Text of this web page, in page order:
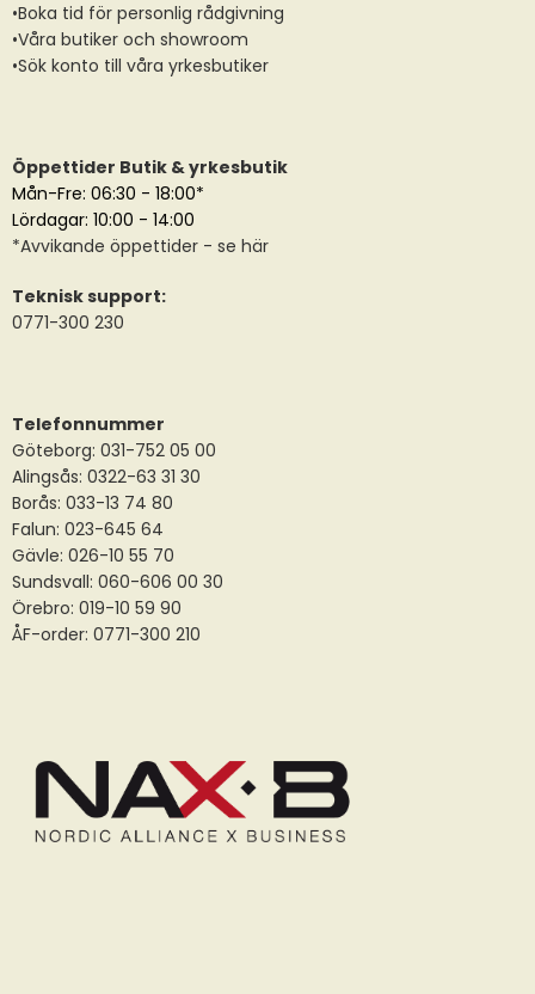
•Boka tid för personlig rådgivning
•Våra butiker och showroom
•Sök konto till våra yrkesbutiker
Öppettider Butik & yrkesbutik
Mån-Fre: 06:30 - 18:00*
Lördagar: 10:00 - 14:00
*Avvikande öppettider - se här
Teknisk support:
0771-300 230
Telefonnummer
Göteborg: 031-752 05 00
Alingsås: 0322-63 31 30
Borås: 033-13 74 80
Falun: 023-645 64
Gävle: 026-10 55 70
Sundsvall: 060-606 00 30
Örebro: 019-10 59 90
ÅF-order: 0771-300 210